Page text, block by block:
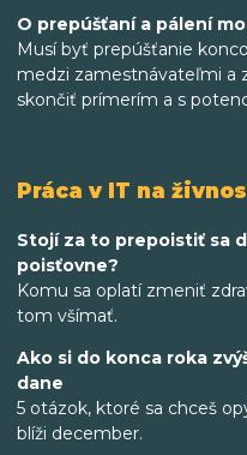
O prepúšťaní a pálení
Musí byť prepúšťanie
medzi zamestnávateľmi a
skončiť prímerím a s
Práca v IT na
Stojí za to prepoistiť sa
poisťovne?
Komu sa oplatí zmeniť
tom všímať.
Ako si do konca roka
dane
5 otázok, ktoré sa chceš
blíži december.